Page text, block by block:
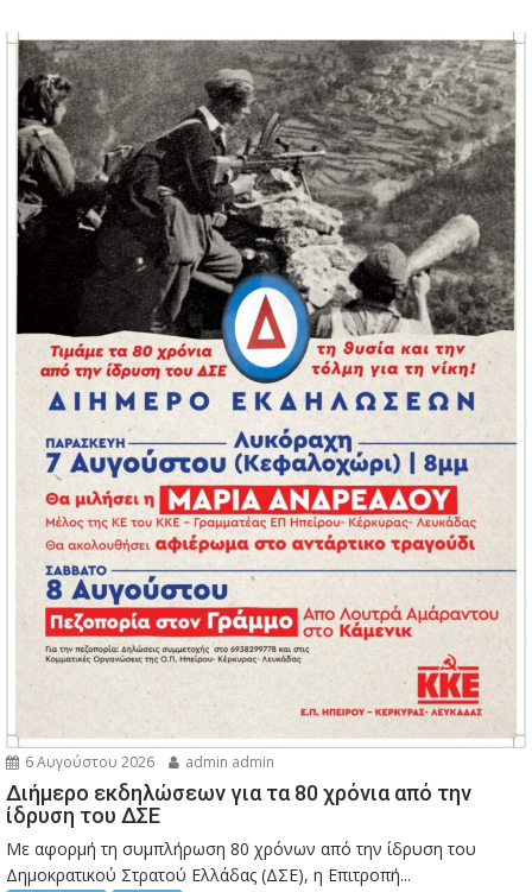
6 Αυγούστου 2026 admin admin
Διήμερο εκδηλώσεων για τα 80 χρόνια από την
ίδρυση του ΔΣΕ
Με αφορμή τη συμπλήρωση 80 χρόνων από την ίδρυση του
Δημοκρατικού Στρατού Ελλάδας (ΔΣΕ), η Επιτροπή...